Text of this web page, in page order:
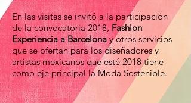
En las visitas se invitó a la participación
de la convocatoria 2018, Fashion
Experiencia a Barcelonay otros servicios
que se ofertan para los diseñadores y
artistas mexicanos que esté 2018 tiene
como eje principal la Moda Sostenible.